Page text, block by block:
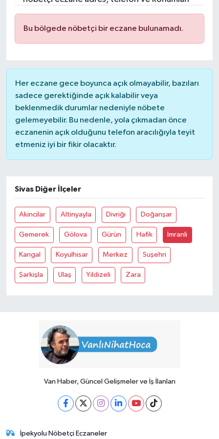
Bu bölgede nöbetçi bir eczane bulunamadı.
Her eczane gece boyunca açık olmayabilir, bazıları
sadece gerektiğinde açık kalabilir veya
beklenmedik durumlar nedeniyle nöbete
gelemeyebilir. Bu nedenle, yola çıkmadan önce
eczanenin açık olduğunu telefon aracılığıyla teyit
etmeniz iyi bir fikir olacaktır.
Sivas Diğer İlçeler
Akincilar Altinyayla Divriği Doğanşar
Gemerek Gölova Gürün Hafik İmranli
Kangal Koyulhisar Merkez Suşehri
Şarkişla Ulaş Yildizeli Zara
Van Haber, Güncel Gelişmeler ve İş İlanları
İpekyolu Nöbetçi Eczaneler